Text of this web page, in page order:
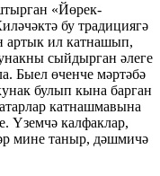
«Йөрек-
бу традициягә
артык ил катнашып,
сыйдырган әлеге
Быел өченче мәртәбә
булып кына барган
катнашмавына
Үземчә калфаклар,
мине таныр, дәшмичә